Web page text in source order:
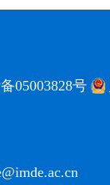
05003828号